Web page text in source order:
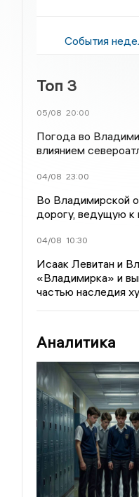
События
Топ 3
05/08 20:00
Погода во
влиянием
04/08 23:00
Во Владимирской
дорогу, ведущую
04/08 10:30
Исаак Левитан и
«Владимирка» и
частью наследия
Аналитика